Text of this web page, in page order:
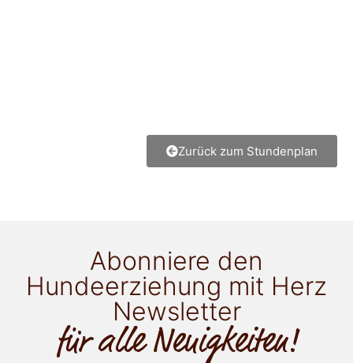
Zurück zum Stundenplan
Abonniere den
Hundeerziehung mit Herz
Newsletter
für alle Neuigkeiten!